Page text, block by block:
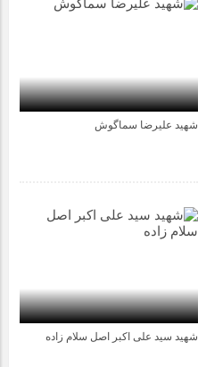
شهید علیرضا سماگوش
شهید سید علی اکبر اصل سلام زاده